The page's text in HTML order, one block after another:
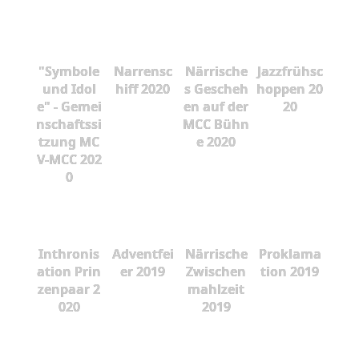
"Symbole
und Idol
e" - Gemei
nschaftssi
tzung MC
V-MCC 202
0
Narrensc
hiff 2020
Närrische
s Gescheh
en auf der
MCC Bühn
e 2020
Jazzfrühsc
hoppen 20
20
Inthronis
ation Prin
zenpaar 2
020
Adventfei
er 2019
Närrische
Zwischen
mahlzeit
2019
Proklama
tion 2019